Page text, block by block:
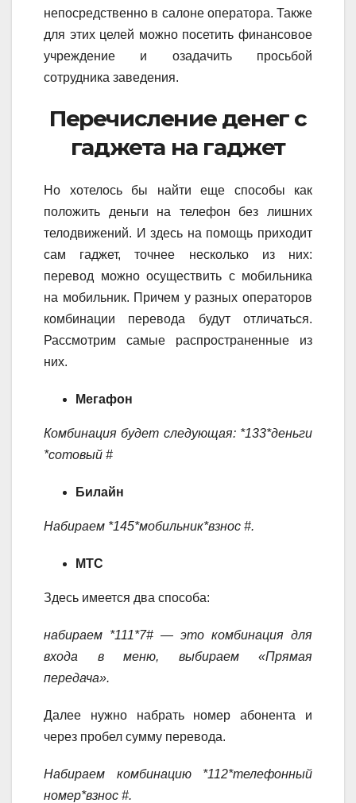
непосредственно в салоне оператора. Также
для этих целей можно посетить финансовое
учреждение и озадачить просьбой
сотрудника заведения.
Перечисление денег с
гаджета на гаджет
Но хотелось бы найти еще способы как
положить деньги на телефон без лишних
телодвижений. И здесь на помощь приходит
сам гаджет, точнее несколько из них:
перевод можно осуществить с мобильника
на мобильник. Причем у разных операторов
комбинации перевода будут отличаться.
Рассмотрим самые распространенные из
них.
Мегафон
Комбинация будет следующая: *133*деньги
*сотовый #
Билайн
Набираем *145*мобильник*взнос #.
МТС
Здесь имеется два способа:
набираем *111*7# — это комбинация для
входа в меню, выбираем «Прямая
передача».
Далее нужно набрать номер абонента и
через пробел сумму перевода.
Набираем комбинацию *112*телефонный
номер*взнос #.